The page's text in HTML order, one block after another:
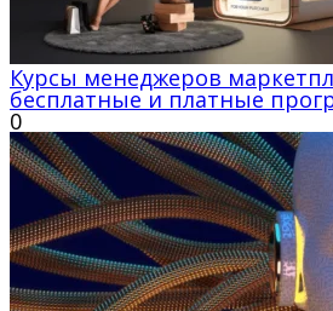
Курсы менеджеров
бесплатные и платные
0